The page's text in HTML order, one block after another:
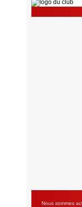
Nous sommes